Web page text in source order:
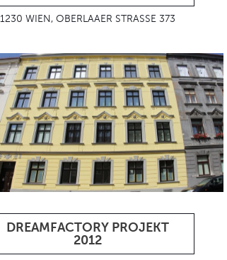
1230 WIEN, OBERLAAER STRASSE 373
DREAMFACTORY PROJEKT
2012